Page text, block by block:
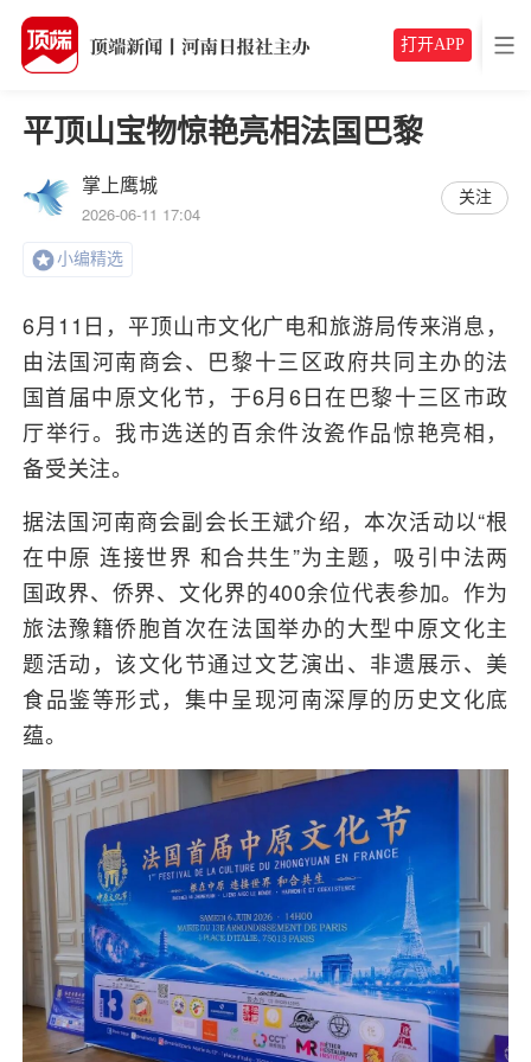
打开APP
平顶山宝物惊艳亮相法国巴黎
掌上鹰城
2026-06-11 17:04
关注
小编精选
6月11日，平顶山市文化广电和旅游局传来消息，
由法国河南商会、巴黎十三区政府共同主办的法
国首届中原文化节，于6月6日在巴黎十三区市政
厅举行。我市选送的百余件汝瓷作品惊艳亮相，
备受关注。
据法国河南商会副会长王斌介绍，本次活动以“根
在中原 连接世界 和合共生”为主题，吸引中法两
国政界、侨界、文化界的400余位代表参加。作为
旅法豫籍侨胞首次在法国举办的大型中原文化主
题活动，该文化节通过文艺演出、非遗展示、美
食品鉴等形式，集中呈现河南深厚的历史文化底
蕴。